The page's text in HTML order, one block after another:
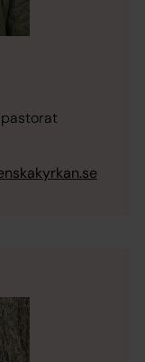
pastorat